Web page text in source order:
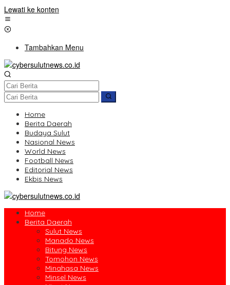
Lewati ke konten
Tambahkan Menu
Home
Berita Daerah
Budaya Sulut
Nasional News
World News
Football News
Editorial News
Ekbis News
Home
Berita Daerah
Sulut News
Manado News
Bitung News
Tomohon News
Minahasa News
Minsel News